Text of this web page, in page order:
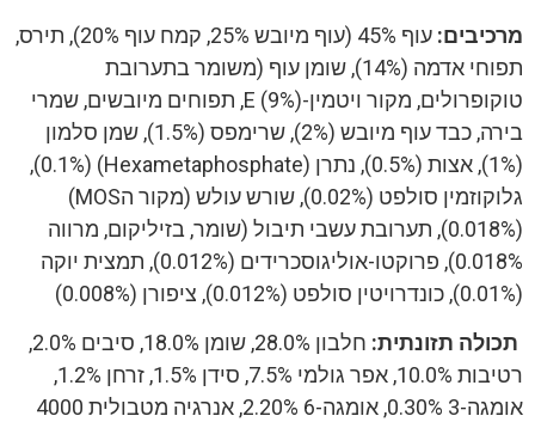
מרכיבים:
עוף 45% (עוף מיובש 25%, קמח עוף 20%), תירס,
תפוחי אדמה (14%), שומן עוף (משומר בתערובת
טוקופרולים, מקור ויטמין-E (9%), תפוחים מיובשים, שמרי
בירה, כבד עוף מיובש (2%), שרימפס (1.5%), שמן סלמון
(1%), אצות (0.5%), נתרן (Hexametaphosphate) (0.1%),
גלוקוזמין סולפט (0.02%), שורש עולש (מקור הMOS)
(0.018%), תערובת עשבי תיבול (שומר, בזיליקום, מרווה
0.018%), פרוקטו-אוליגוסכרידים (0.012%), תמצית יוקה
(0.01%), כונדרויטין סולפט (0.012%), ציפורן (0.008%)
תכולה תזונתית:
חלבון 28.0%, שומן 18.0%, סיבים 2.0%,
רטיבות 10.0%, אפר גולמי 7.5%, סידן 1.5%, זרחן 1.2%,
אומגה-3 0.30%, אומגה-6 2.20%, אנרגיה מטבולית 4000